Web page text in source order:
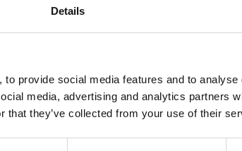
Details
provide social media features and to
media, advertising and analytics partners
that they’ve collected from your use of their
Asciugacapelli
ed è gratuito, così non devi